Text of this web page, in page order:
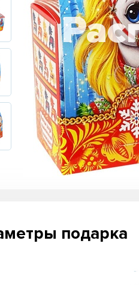
подарка